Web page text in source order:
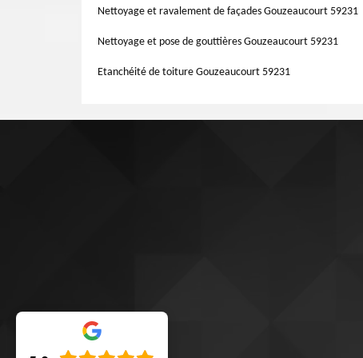
qui dispose une très bonne résistance aux conditions
Nettoyage et ravalement de façades Gouzeaucourt 59231
Nettoyage et pose de gouttières Gouzeaucourt 59231
Etanchéité de toiture Gouzeaucourt 59231